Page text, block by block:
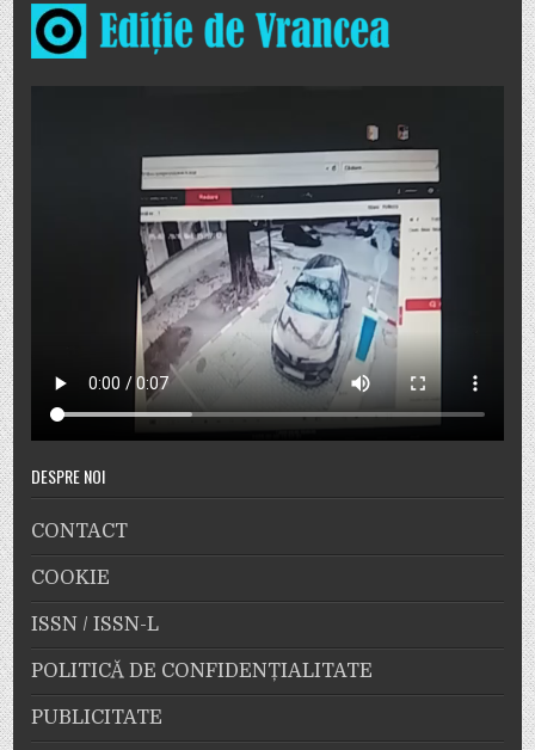
DESPRE NOI
CONTACT
COOKIE
ISSN / ISSN-L
POLITICĂ DE CONFIDENȚIALITATE
PUBLICITATE